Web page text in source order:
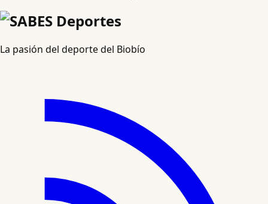
La pasión del deporte del Biobío